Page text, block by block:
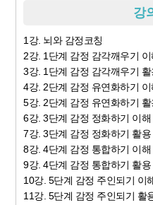
강
1강. 뇌와 감정코칭
2강. 1단계 감정 감각깨우기 이
3강. 1단계 감정 감각깨우기 활
4강. 2단계 감정 유연화하기 이
5강. 2단계 감정 유연화하기 활
6강. 3단계 감정 정화하기 이해
7강. 3단계 감정 정화하기 활용
8강. 4단계 감정 통합하기 이해
9강. 4단계 감정 통합하기 활용
10강. 5단계 감정 주인되기 이
11강. 5단계 감정 주인되기 활